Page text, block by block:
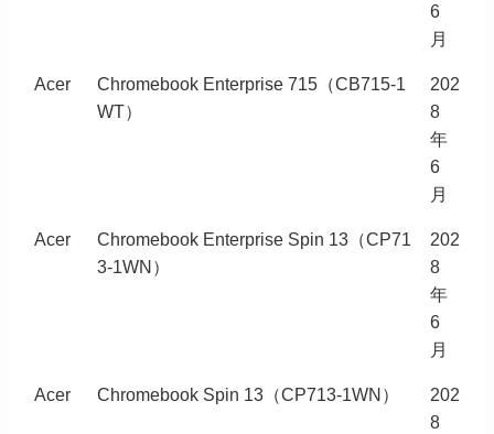
6
月
Acer
Chromebook Enterprise 715（CB715-1
WT）
202
8
年
6
月
Acer
Chromebook Enterprise Spin 13（CP71
3-1WN）
202
8
年
6
月
Acer Chromebook Spin 13（CP713-1WN）
202
8